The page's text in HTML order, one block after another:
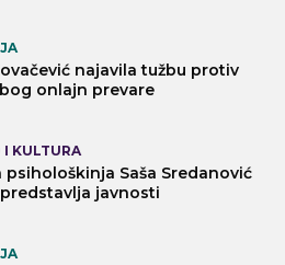
najavila tužbu protiv
onlajn prevare
I KULTURA
psihološkinja Saša Sredanović
javnosti